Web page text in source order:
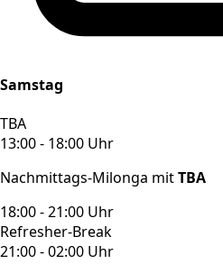
Samstag
TBA
13:00 - 18:00 Uhr
Nachmittags-Milonga mitTBA
18:00 - 21:00 Uhr
Refresher-Break
21:00 - 02:00 Uhr